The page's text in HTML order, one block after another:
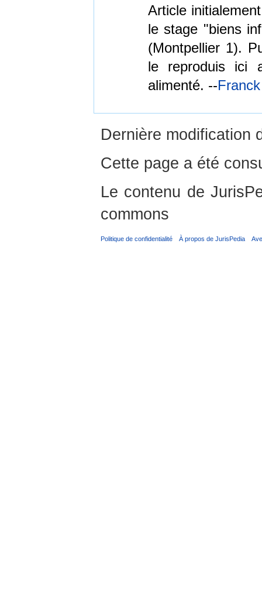
Article
le stage "biens
(Montpellier 1).
le reproduis ici
alimenté. --
Dernière modification
Cette page a été
Le contenu de
commons
Politique de confidentialité À propos de JurisPedia